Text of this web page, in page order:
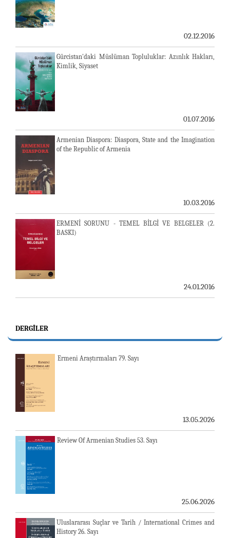
02.12.2016
Gürcistan'daki Müslüman Topluluklar: Azınlık Hakları,
Kimlik, Siyaset
01.07.2016
Armenian Diaspora: Diaspora, State and the Imagination
of the Republic of Armenia
10.03.2016
ERMENİ SORUNU - TEMEL BİLGİ VE BELGELER (2.
BASKI)
24.01.2016
DERGILER
Ermeni Araştırmaları 79. Sayı
13.05.2026
Review Of Armenian Studies 53. Sayı
25.06.2026
Uluslararası Suçlar ve Tarih / International Crimes and
History 26. Sayı